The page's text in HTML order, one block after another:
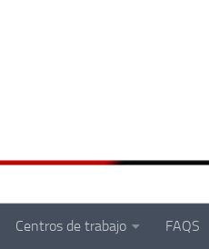
Centros de trabajo FAQS